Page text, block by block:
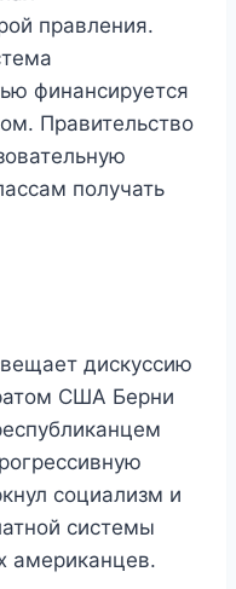
правления.
финансируется
Правительство
получать
дискуссию
США Берни
социализм и
системы
американцев.